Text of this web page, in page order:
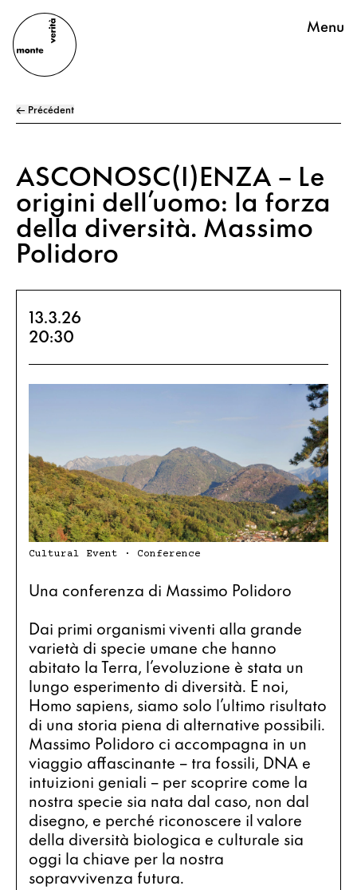
Menu
← Précédent
ASCONOSC(I)ENZA – Le
origini dell’uomo: la forza
della diversità. Massimo
Polidoro
13.3.26
20:30
Cultural Event · Conference
Una conferenza di Massimo Polidoro
Dai primi organismi viventi alla grande
varietà di specie umane che hanno
abitato la Terra, l’evoluzione è stata un
lungo esperimento di diversità. E noi,
Homo sapiens, siamo solo l’ultimo risultato
di una storia piena di alternative possibili.
Massimo Polidoro ci accompagna in un
viaggio affascinante – tra fossili, DNA e
intuizioni geniali – per scoprire come la
nostra specie sia nata dal caso, non dal
disegno, e perché riconoscere il valore
della diversità biologica e culturale sia
oggi la chiave per la nostra
sopravvivenza futura.